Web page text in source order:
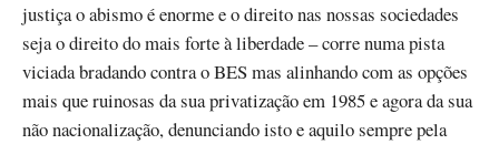
justiça o abismo é enorme e o direito nas nossas sociedades
seja o direito do mais forte à liberdade – corre numa pista
viciada bradando contra o BES mas alinhando com as opções
mais que ruinosas da sua privatização em 1985 e agora da sua
não nacionalização, denunciando isto e aquilo sempre pela